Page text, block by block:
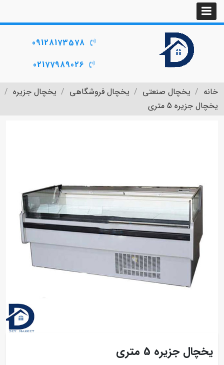
09128173578
02177989026
خانه یخچال صنعتی یخچال فروشگاهی
یخچال جزیره
یخچال جزیره 5 متری
یخچال جزیره 5 متری